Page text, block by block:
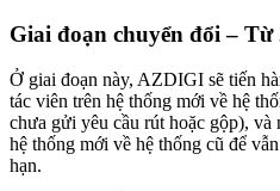
Giai đoạn chuyển đổi – Từ
Ở giai đoạn này, AZDIGI sẽ tiến
tác viên trên hệ thống mới về hệ
chưa gửi yêu cầu rút hoặc gộp),
hệ thống mới về hệ thống cũ để
hạn.